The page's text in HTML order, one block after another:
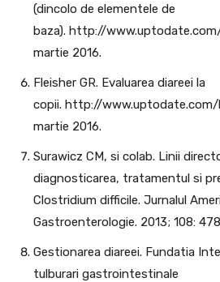
(dincolo de elementele de
baza). http://
martie 2016.
Fleisher GR. Evaluarea diareei la
copii. http://www.uptodate.com/
martie 2016.
Surawicz CM, si colab. Linii
diagnosticarea, tratamentul si
Clostridium difficile. Jurnalul
Gastroenterologie. 2013; 108:
Gestionarea diareei. Fundatia
tulburari gastrointestinale